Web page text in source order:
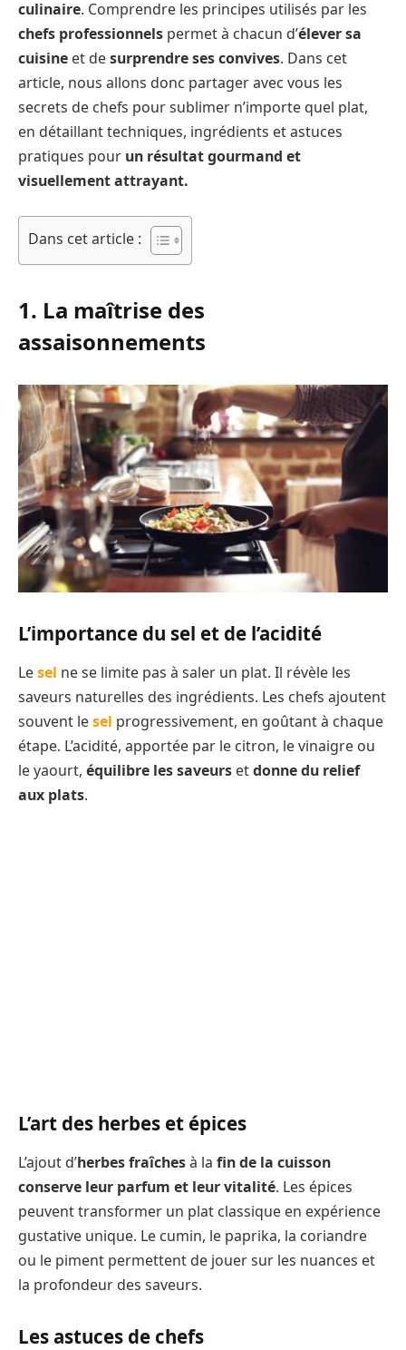
culinaire. Comprendre les principes utilisés par les
chefs professionnels permet à chacun d’élever sa
cuisine et desurprendre ses convives. Dans cet
article, nous allons donc partager avec vous les
secrets de chefs pour sublimer n’importe quel plat,
en détaillant techniques, ingrédients et astuces
pratiques pour un résultat gourmand et
visuellement attrayant.
Dans cet article :
1. La maîtrise des
assaisonnements
L’importance du sel et de l’acidité
Lesel ne se limite pas à saler un plat. Il révèle les
saveurs naturelles des ingrédients. Les chefs ajoutent
souvent lesel progressivement, en goûtant à chaque
étape. L’acidité, apportée par le citron, le vinaigre ou
le yaourt, équilibre les saveurs etdonne du relief
aux plats.
L’art des herbes et épices
L’ajout d’herbes fraîchesà la fin de la cuisson
conserve leur parfum et leur vitalité. Les épices
peuvent transformer un plat classique en expérience
gustative unique. Le cumin, le paprika, la coriandre
ou le piment permettent de jouer sur les nuances et
la profondeur des saveurs.
Les astuces de chefs